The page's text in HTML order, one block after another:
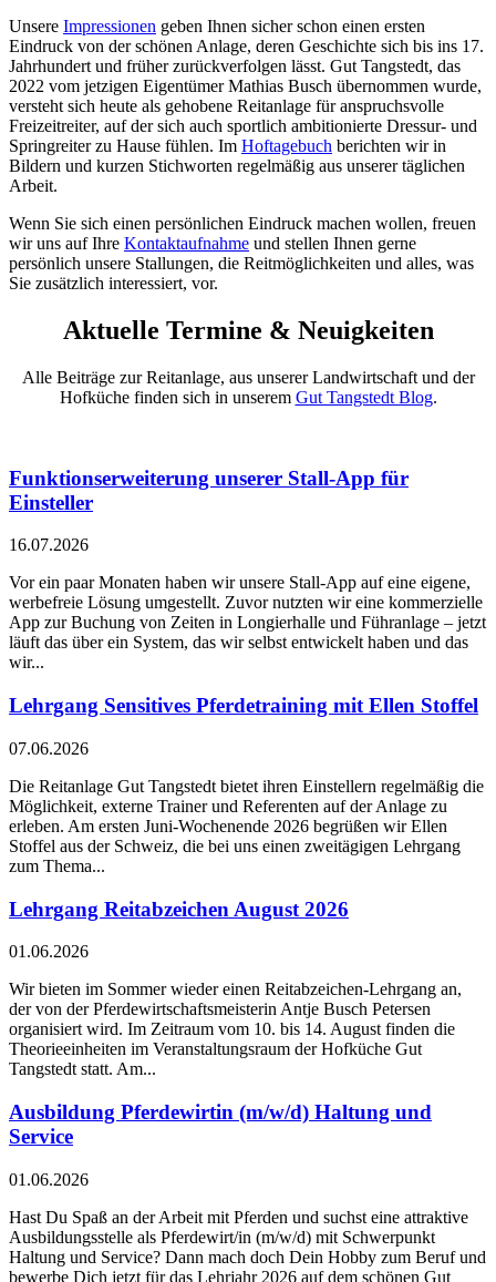
Unsere Impressionen geben Ihnen sicher schon einen ersten
Eindruck von der schönen Anlage, deren Geschichte sich bis ins 17.
Jahrhundert und früher zurückverfolgen lässt. Gut Tangstedt, das
2022 vom jetzigen Eigentümer Mathias Busch übernommen wurde,
versteht sich heute als gehobene Reitanlage für anspruchsvolle
Freizeitreiter, auf der sich auch sportlich ambitionierte Dressur- und
Springreiter zu Hause fühlen. Im Hoftagebuch berichten wir in
Bildern und kurzen Stichworten regelmäßig aus unserer täglichen
Arbeit.
Wenn Sie sich einen persönlichen Eindruck machen wollen, freuen
wir uns auf Ihre Kontaktaufnahme und stellen Ihnen gerne
persönlich unsere Stallungen, die Reitmöglichkeiten und alles, was
Sie zusätzlich interessiert, vor.
Aktuelle Termine & Neuigkeiten
Alle Beiträge zur Reitanlage, aus unserer Landwirtschaft und der
Hofküche finden sich in unserem Gut Tangstedt Blog.
Funktionserweiterung unserer Stall-App für
Einsteller
16.07.2026
Vor ein paar Monaten haben wir unsere Stall-App auf eine eigene,
werbefreie Lösung umgestellt. Zuvor nutzten wir eine kommerzielle
App zur Buchung von Zeiten in Longierhalle und Führanlage – jetzt
läuft das über ein System, das wir selbst entwickelt haben und das
wir...
Lehrgang Sensitives Pferdetraining mit Ellen Stoffel
07.06.2026
Die Reitanlage Gut Tangstedt bietet ihren Einstellern regelmäßig die
Möglichkeit, externe Trainer und Referenten auf der Anlage zu
erleben. Am ersten Juni-Wochenende 2026 begrüßen wir Ellen
Stoffel aus der Schweiz, die bei uns einen zweitägigen Lehrgang
zum Thema...
Lehrgang Reitabzeichen August 2026
01.06.2026
Wir bieten im Sommer wieder einen Reitabzeichen-Lehrgang an,
der von der Pferdewirtschaftsmeisterin Antje Busch Petersen
organisiert wird. Im Zeitraum vom 10. bis 14. August finden die
Theorieeinheiten im Veranstaltungsraum der Hofküche Gut
Tangstedt statt. Am...
Ausbildung Pferdewirtin (m/w/d) Haltung und
Service
01.06.2026
Hast Du Spaß an der Arbeit mit Pferden und suchst eine attraktive
Ausbildungsstelle als Pferdewirt/in (m/w/d) mit Schwerpunkt
Haltung und Service? Dann mach doch Dein Hobby zum Beruf und
bewerbe Dich jetzt für das Lehrjahr 2026 auf dem schönen Gut